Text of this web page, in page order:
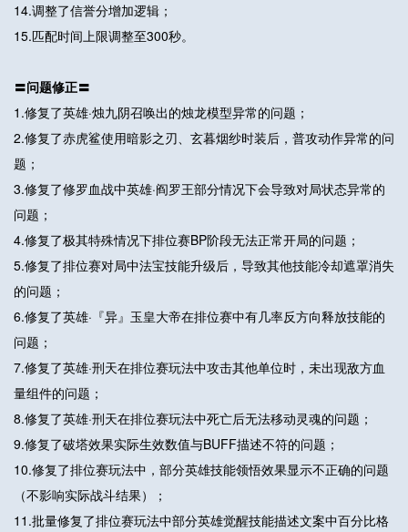
14.调整了信誉分增加逻辑；
15.匹配时间上限调整至300秒。
〓问题修正〓
1.修复了英雄·烛九阴召唤出的烛龙模型异常的问题；
2.修复了赤虎鲨使用暗影之刃、玄暮烟纱时装后，普攻动作异常的问
题；
3.修复了修罗血战中英雄·阎罗王部分情况下会导致对局状态异常的
问题；
4.修复了极其特殊情况下排位赛BP阶段无法正常开局的问题；
5.修复了排位赛对局中法宝技能升级后，导致其他技能冷却遮罩消失
的问题；
6.修复了英雄·『异』玉皇大帝在排位赛中有几率反方向释放技能的
问题；
7.修复了英雄·刑天在排位赛玩法中攻击其他单位时，未出现敌方血
量组件的问题；
8.修复了英雄·刑天在排位赛玩法中死亡后无法移动灵魂的问题；
9.修复了破塔效果实际生效数值与BUFF描述不符的问题；
10.修复了排位赛玩法中，部分英雄技能领悟效果显示不正确的问题
（不影响实际战斗结果）；
11.批量修复了排位赛玩法中部分英雄觉醒技能描述文案中百分比格